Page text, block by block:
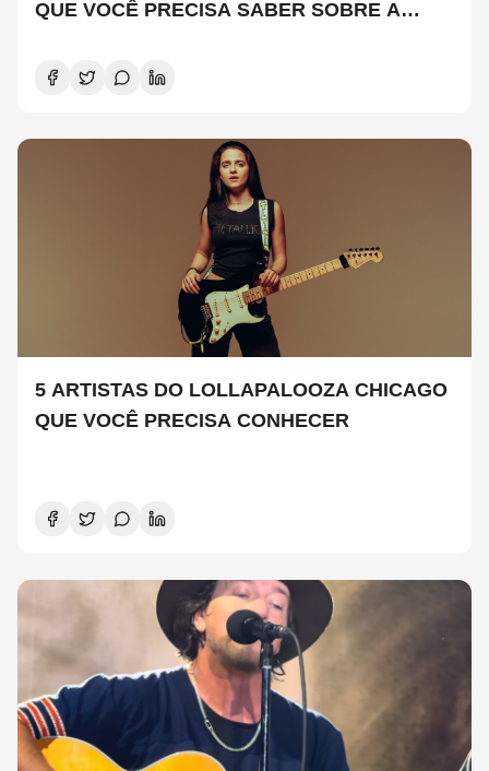
QUE VOCÊ PRECISA SABER SOBRE A
5 ARTISTAS DO LOLLAPALOOZA CHICAGO
QUE VOCÊ PRECISA CONHECER